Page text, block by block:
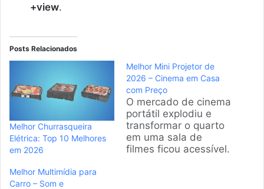
+view.
Posts Relacionados
Melhor Churrasqueira
Elétrica: Top 10 Melhores
em 2026
Melhor Mini Projetor de
2026 – Cinema em Casa
com Preço
O mercado de cinema
portátil explodiu e
transformar o quarto
em uma sala de
filmes ficou acessível.
Melhor Multimídia para
Carro – Som e